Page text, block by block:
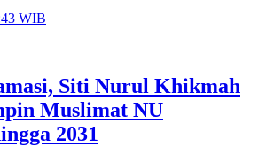
WIB
Siti Nurul Khikmah
Muslimat NU
2031